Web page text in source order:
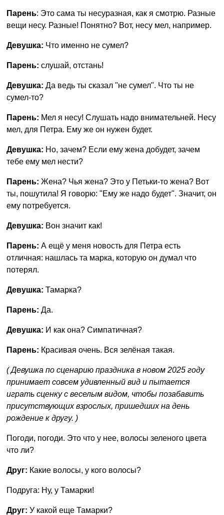
Парень: Это сама ты несуразная, как я смотрю. Разные
вещи несу. Разные! Понятно? Вот, несу мел, например.
Девушка: Что именно не сумел?
Парень: слушай, отстань!
Девушка: Да ведь ты сказал "не сумел". Что ты не
сумел-то?
Парень: Мел я несу! Слушать надо внимательней. Несу
мел, для Петра. Ему же он нужен будет.
Девушка: Но, зачем? Если ему жена добудет, зачем
тебе ему мел нести?
Парень: Жена? Чья жена? Это у Петьки-то жена? Вот
ты, пошутила! Я говорю: "Ему же надо будет". Значит, он
ему потребуется.
Девушка: Вон значит как!
Парень: А ещё у меня новость для Петра есть
отличная: нашлась та марка, которую он думал что
потерял.
Девушка: Тамарка?
Парень: Да.
Девушка: И как она? Симпатичная?
Парень: Красивая очень. Вся зелёная такая.
( Девушка по сценарию праздника в новом 2025 году
принимает совсем удивленный вид и пытается
играть сценку с веселым видом, чтобы позабавить
присутствующих взрослых, пришедших на день
рождение к другу. )
Погоди, погоди. Это что у нее, волосы зеленого цвета
что ли?
Друг: Какие волосы, у кого волосы?
Подруга: Ну, у Тамарки!
Друг: У какой еще Тамарки?